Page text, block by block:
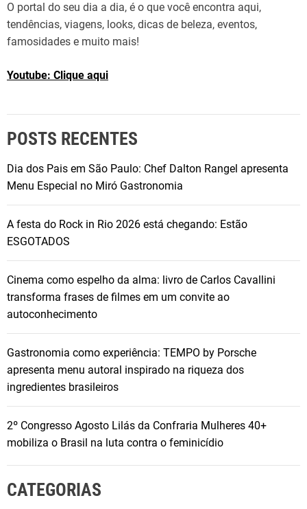
O portal do seu dia a dia, é o que você encontra aqui,
tendências, viagens, looks, dicas de beleza, eventos,
famosidades e muito mais!
Youtube: Clique aqui
POSTS RECENTES
Dia dos Pais em São Paulo: Chef Dalton Rangel apresenta
Menu Especial no Miró Gastronomia
A festa do Rock in Rio 2026 está chegando: Estão
ESGOTADOS
Cinema como espelho da alma: livro de Carlos Cavallini
transforma frases de filmes em um convite ao
autoconhecimento
Gastronomia como experiência: TEMPO by Porsche
apresenta menu autoral inspirado na riqueza dos
ingredientes brasileiros
2º Congresso Agosto Lilás da Confraria Mulheres 40+
mobiliza o Brasil na luta contra o feminicídio
CATEGORIAS